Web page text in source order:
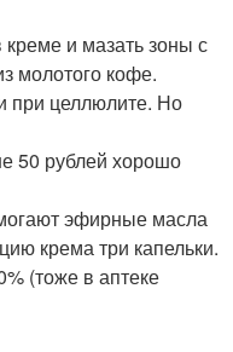
креме и мазать зоны с
молотого кофе.
при целлюлите. Но
50 рублей хорошо
эфирные масла
крема три капельки.
(тоже в аптеке